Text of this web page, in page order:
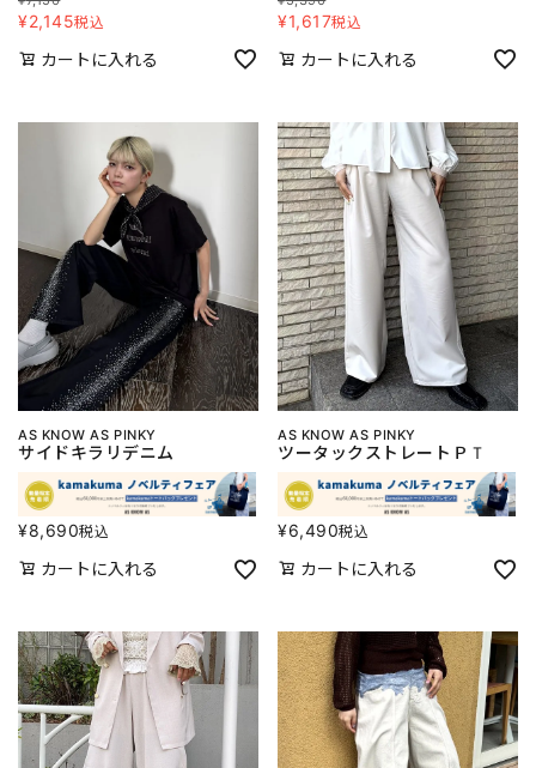
¥2,145税込
カートに入れる
¥1,617税込
カートに入れる
AS KNOW AS PINKY
サイドキラリデニム
¥8,690税込
カートに入れる
AS KNOW AS PINKY
ツータックストレートＰＴ
¥6,490税込
カートに入れる